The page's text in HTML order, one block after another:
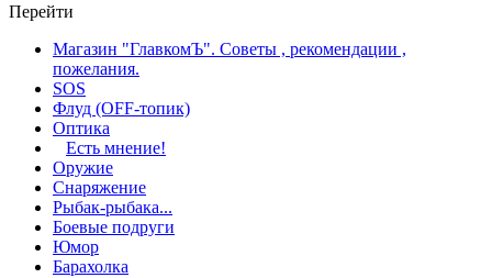
Перейти
Магазин "ГлавкомЪ". Советы , рекомендации ,
пожелания.
SOS
Флуд (OFF-топик)
Оптика
Есть мнение!
Оружие
Снаряжение
Рыбак-рыбака...
Боевые подруги
Юмор
Барахолка